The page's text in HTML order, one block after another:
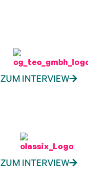
ZUM INTERVIEW
ZUM INTERVIEW